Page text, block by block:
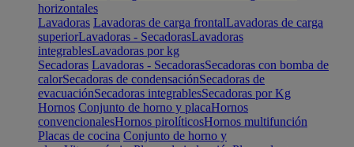
horizontales
Lavadoras Lavadoras de carga frontalLavadoras de carga
superiorLavadoras - SecadorasLavadoras
integrablesLavadoras por kg
Secadoras Lavadoras - SecadorasSecadoras con bomba de
calorSecadoras de condensaciónSecadoras de
evacuaciónSecadoras integrablesSecadoras por Kg
Hornos Conjunto de horno y placaHornos
convencionalesHornos pirolíticosHornos multifunción
Placas de cocina Conjunto de horno y